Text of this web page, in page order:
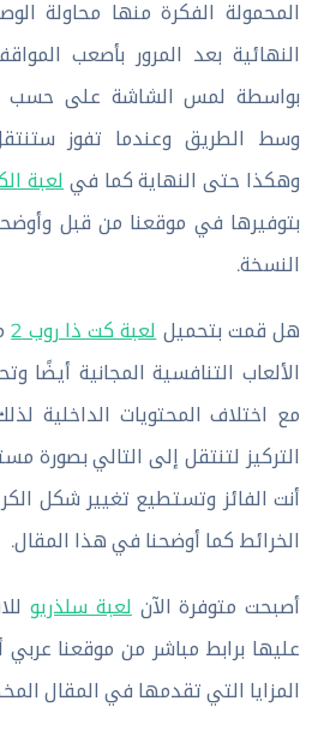
المحمولة الفكرة منها محاولة
النهائية بعد المرور بأصعب
بواسطة لمس الشاشة على حسب
وسط الطريق وعندما تفوز ستنتقل
وهكذا حتى النهاية كما في لعبة
بتوفيرها في موقعنا من قبل
النسخة.
هل قمت بتحميل لعبة كت ذا روب 2
الألعاب التنافسية المجانية
مع اختلاف المحتويات الداخلية
التركيز لتنتقل إلى التالي بصورة
أنت الفائز وتستطيع تغيير شكل
الخرائط كما أوضحنا في هذا المقال.
أصبحت متوفرة الآن لعبة سلذريو
عليها برابط مباشر من موقعنا
المزايا التي تقدمها في المقال